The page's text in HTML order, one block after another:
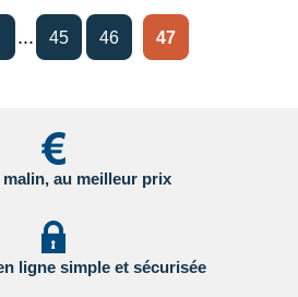
... 45 46 47
au meilleur prix
ligne simple et sécurisée